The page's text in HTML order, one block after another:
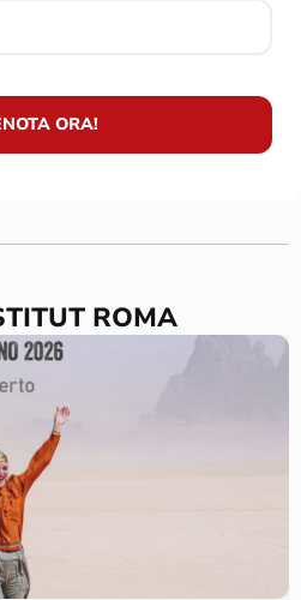
ORA!
ROMA